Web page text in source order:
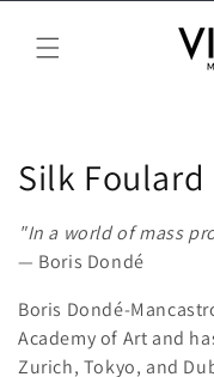
Vai
ai contenuti
C
o
l
l
e
Silk Foulard
"In a world of mass
— Boris Dondé
Boris Dondé-
Academy of Art and
Zurich, Tokyo, and